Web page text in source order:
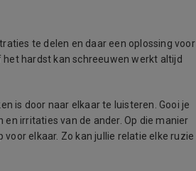
te delen en daar een oplossing voor
hardst kan schreeuwen werkt altijd
is door naar elkaar te luisteren. Gooi je
irritaties van de ander. Op die manier
elkaar. Zo kan jullie relatie elke ruzie